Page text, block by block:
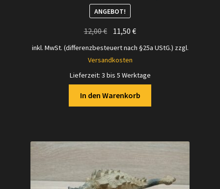
ANGEBOT!
12,00€ Ursprünglicher
war:
11,50€Aktueller
inkl. MwSt. (differenzbesteuert nach §25a UStG.) zzgl.
Versandkosten
Lieferzeit: 3 bis 5 Werktage
In den Warenkorb